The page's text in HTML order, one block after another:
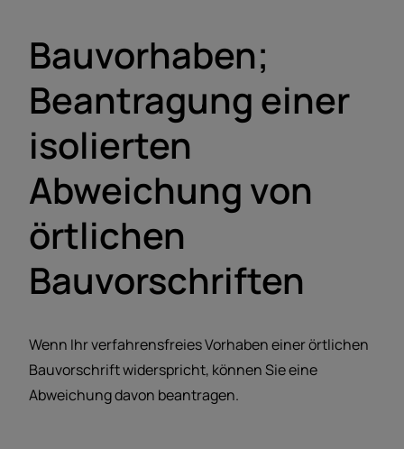
Bauvorhaben;
Beantragung einer
isolierten
Abweichung von
örtlichen
Bauvorschriften
Wenn Ihr verfahrensfreies Vorhaben einer örtlichen
Bauvorschrift widerspricht, können Sie eine
Abweichung davon beantragen.